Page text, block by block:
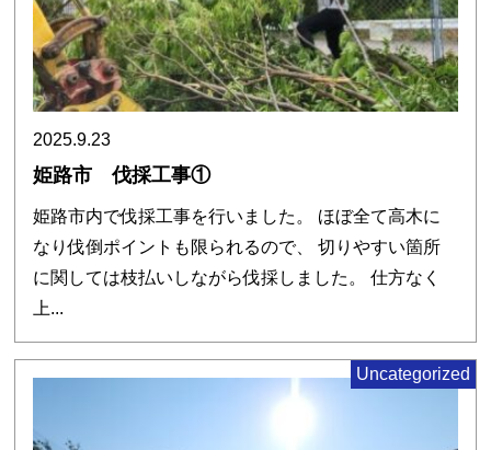
2025.9.23
姫路市 伐採工事①
姫路市内で伐採工事を行いました。 ほぼ全て高木に
なり伐倒ポイントも限られるので、 切りやすい箇所
に関しては枝払いしながら伐採しました。 仕方なく
上...
Uncategorized